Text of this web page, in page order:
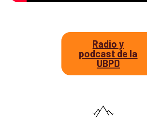
Radio y
podcast de la
UBPD